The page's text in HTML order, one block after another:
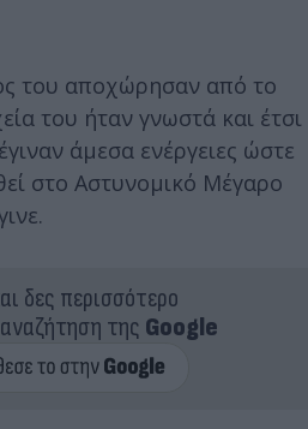
του αποχώρησαν από το
του ήταν γνωστά και έτσι
άμεσα ενέργειες ώστε
στο Αστυνομικό Μέγαρο
δες περισσότερο
της Google